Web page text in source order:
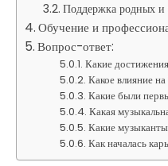
Поддержка родных и
Обучение и
Вопрос-ответ:
Какие
Какое влияние
Какие были
Какая
Какие
Как началась